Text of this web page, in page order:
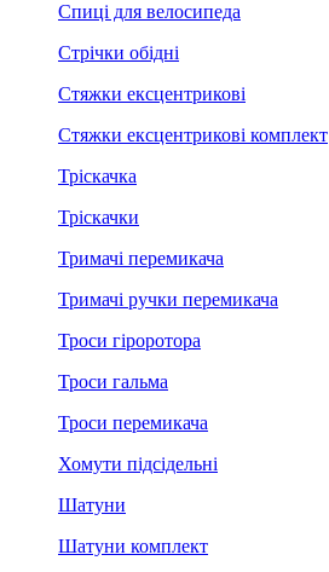
Спиці для велосипеда
Стрічки обідні
Стяжки ексцентрикові
Стяжки ексцентрикові комплект
Тріскачка
Тріскачки
Тримачі перемикача
Тримачі ручки перемикача
Троси гіроротора
Троси гальма
Троси перемикача
Хомути підсідельні
Шатуни
Шатуни комплект